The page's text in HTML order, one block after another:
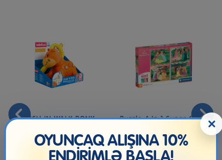
PUSH 'N WALK PONY
Puzzle 4 In 1 Super Color
×
OYUNCAQ ALIŞINA 10%